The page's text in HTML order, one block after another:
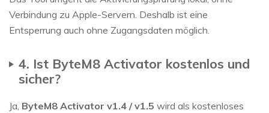
Verbindung zu Apple-Servern. Deshalb ist eine
Entsperrung auch ohne Zugangsdaten möglich.
4. Ist ByteM8 Activator kostenlos und
sicher?
Ja, ByteM8 Activator v1.4 / v1.5 wird als kostenloses